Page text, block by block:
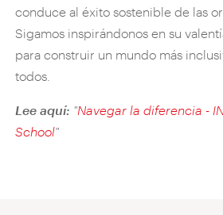
conduce al éxito sostenible de las
Sigamos inspirándonos en su
para construir un mundo más
todos.
Lee aquí: "Navegar la diferencia -
School"